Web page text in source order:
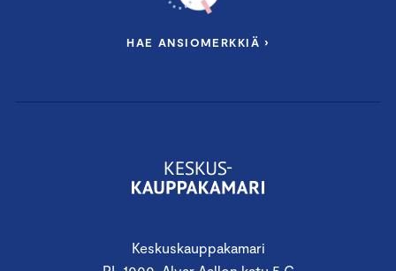
Keskuskauppakamari
HAE ANSIOMERKKIÄ ›